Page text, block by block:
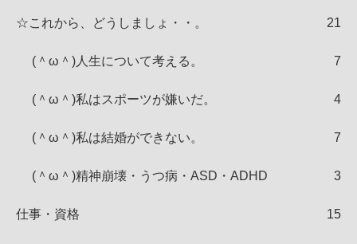
☆これから、どうしましょ・・。 21
(＾ω＾)人生について考える。 7
(＾ω＾)私はスポーツが嫌いだ。 4
(＾ω＾)私は結婚ができない。 7
(＾ω＾)精神崩壊・うつ病・ASD・ADHD 3
仕事・資格 15